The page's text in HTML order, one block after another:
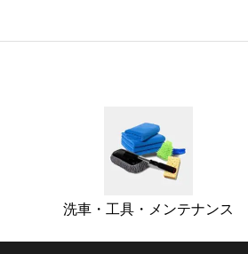
洗車・工具・メンテナンス